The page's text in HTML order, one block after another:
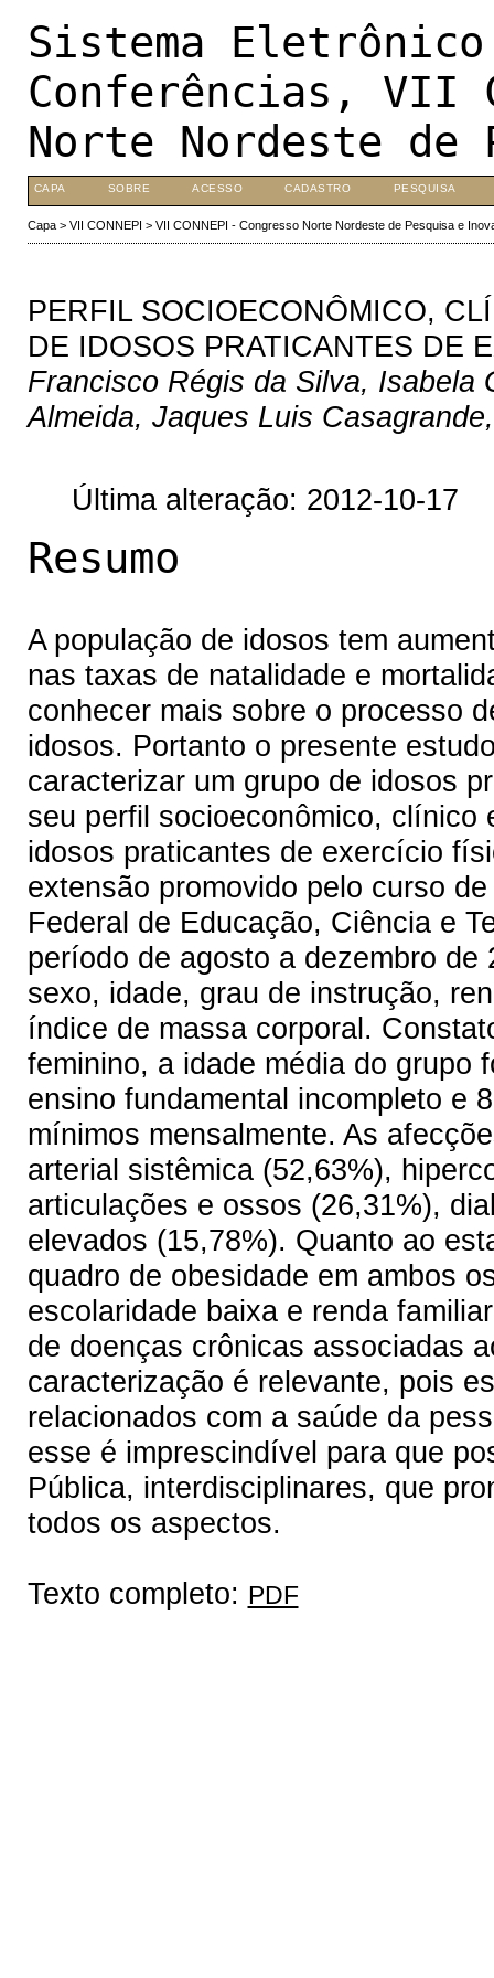
Sistema
Conferências, VII
Norte Nordeste de
CAPA SOBRE ACESSO CADASTRO PESQUISA
Capa> VII CONNEPI > VII CONNEPI - Congresso Norte Nordeste de Pesquisa e
PERFIL SOCIOECONÔMICO,
DE IDOSOS PRATICANTES DE
Francisco Régis da Silva, Isabela
Almeida, Jaques Luis
Última alteração: 2012-10-17
Resumo
A população de idosos tem
nas taxas de natalidade e
conhecer mais sobre o processo
idosos. Portanto o presente
caracterizar um grupo de idosos
seu perfil socioeconômico, clínico
idosos praticantes de exercício
extensão promovido pelo curso
Federal de Educação, Ciência e
período de agosto a dezembro
sexo, idade, grau de instrução,
índice de massa corporal.
feminino, a idade média do grupo
ensino fundamental incompleto e
mínimos mensalmente. As
arterial sistêmica (52,63%),
articulações e ossos (26,31%),
elevados (15,78%). Quanto ao
quadro de obesidade em ambos
escolaridade baixa e renda
de doenças crônicas associadas
caracterização é relevante, pois
relacionados com a saúde da
esse é imprescindível para que
Pública, interdisciplinares, que
todos os aspectos.
Texto completo: PDF